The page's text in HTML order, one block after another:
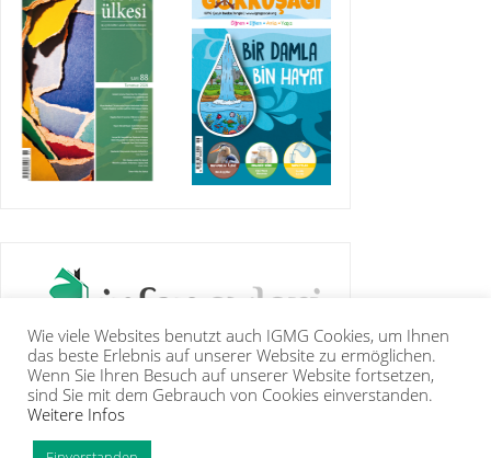
IGMG PRESSE
MITGLIEDSCHAFT
Wie viele Websites benutzt auch IGMG Cookies, um Ihnen
das beste Erlebnis auf unserer Website zu ermöglichen.
Wenn Sie Ihren Besuch auf unserer Website fortsetzen,
sind Sie mit dem Gebrauch von Cookies einverstanden.
Weitere Infos